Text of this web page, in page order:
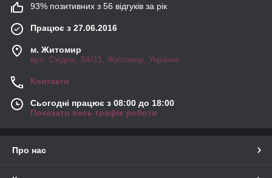
93% позитивних з 56 відгуків за рік
Працює з 27.06.2016
м. Житомир
вул. Східна, 34/33, Житомир, Україна
Контакти
Сьогодні працює з 08:00 до 18:00
Показати весь графік роботи
Про нас